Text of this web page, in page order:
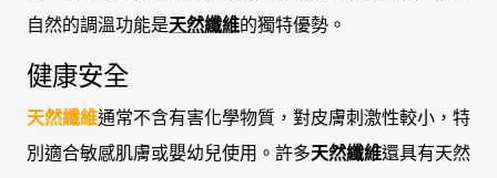
自然的調溫功能是天然纖維的獨特優勢。
健康安全
天然纖維通常不含有害化學物質，對皮膚刺激性較小，特
別適合敏感肌膚或嬰幼兒使用。許多天然纖維還具有天然